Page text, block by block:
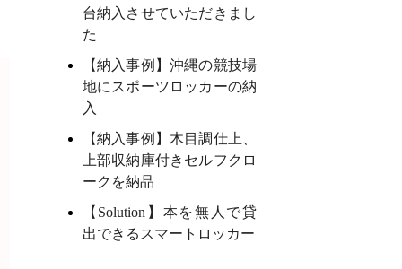
台納入させていただきまし
た
【納入事例】沖縄の競技場
地にスポーツロッカーの納
入
【納入事例】木目調仕上、
上部収納庫付きセルフクロ
ークを納品
【Solution】本を無人で貸
出できるスマートロッカー